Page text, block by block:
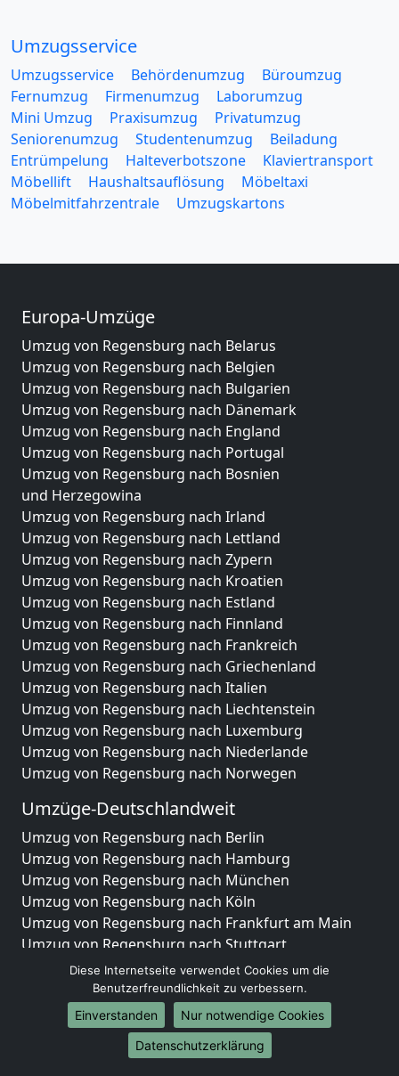
Umzugsservice
Umzugsservice Behördenumzug
Büroumzug
Fernumzug
Firmenumzug
Laborumzug
Mini Umzug
Praxisumzug
Privatumzug
Seniorenumzug
Studentenumzug
Beiladung
Entrümpelung
Halteverbotszone
Klaviertransport
Möbellift
Haushaltsauflösung
Möbeltaxi
Möbelmitfahrzentrale
Umzugskartons
Europa-Umzüge
Umzug von Regensburg nach Belarus
Umzug von Regensburg nach Belgien
Umzug von Regensburg nach Bulgarien
Umzug von Regensburg nach Dänemark
Umzug von Regensburg nach England
Umzug von Regensburg nach Portugal
Umzug von Regensburg nach Bosnien
und Herzegowina
Umzug von Regensburg nach Irland
Umzug von Regensburg nach Lettland
Umzug von Regensburg nach Zypern
Umzug von Regensburg nach Kroatien
Umzug von Regensburg nach Estland
Umzug von Regensburg nach Finnland
Umzug von Regensburg nach Frankreich
Umzug von Regensburg nach Griechenland
Umzug von Regensburg nach Italien
Umzug von Regensburg nach Liechtenstein
Umzug von Regensburg nach Luxemburg
Umzug von Regensburg nach Niederlande
Umzug von Regensburg nach Norwegen
Umzüge-Deutschlandweit
Umzug von Regensburg nach Berlin
Umzug von Regensburg nach Hamburg
Umzug von Regensburg nach München
Umzug von Regensburg nach Köln
Umzug von Regensburg nach Frankfurt am Main
Umzug von Regensburg nach Stuttgart
Umzug von Regensburg nach Düsseldorf
Umzug von Regensburg nach Leipzig
Umzug von Regensburg nach Dortmund
Umzug von Regensburg nach Essen
Umzug von Regensburg nach Bremen
Diese Internetseite verwendet Cookies um die
Benutzerfreundlichkeit zu verbessern.
Einverstanden
Nur notwendige Cookies
Datenschutzerklärung